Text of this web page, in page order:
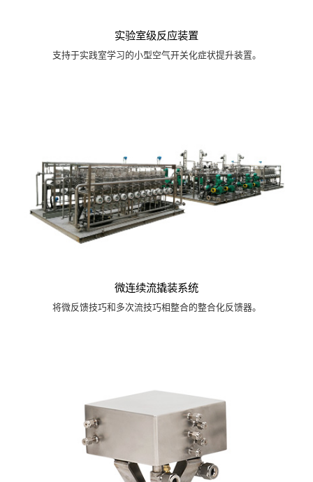
实验室级反应装置
支持于实践室学习的小型空气开关化症状提升装置。
微连续流撬装系统
将微反馈技巧和多次流技巧相整合的整合化反馈器。